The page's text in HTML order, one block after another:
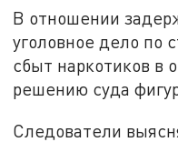
В отношении
уголовное дело по
сбыт наркотиков в
решению суда
Следователи